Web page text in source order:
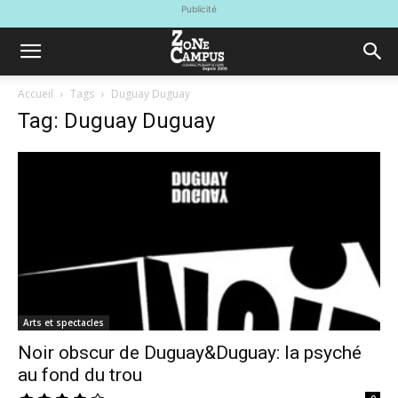
Publicité
Accueil Tags Duguay Duguay
Tag: Duguay Duguay
Arts et spectacles
Noir obscur de Duguay&Duguay: la psyché
au fond du trou